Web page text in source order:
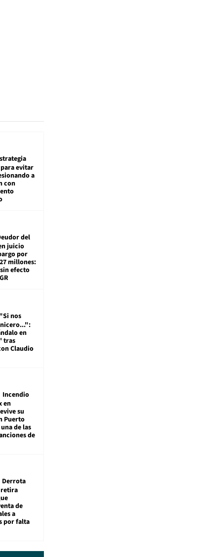
evitar
a
con
del
juicio
por
millones:
efecto
"Si nos
en
tras
Claudio
Incendio
en
su
Puerto
de las
de
Derrota
de
a
por falta